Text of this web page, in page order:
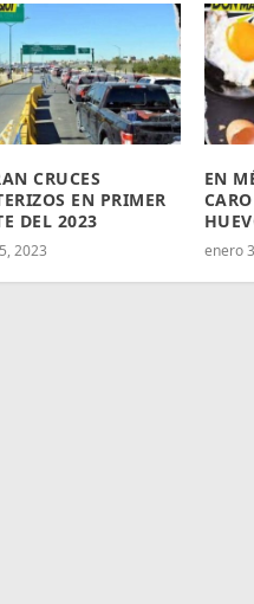
CRUCES
EN PRIMER
DEL 2023
2023
EN
enero